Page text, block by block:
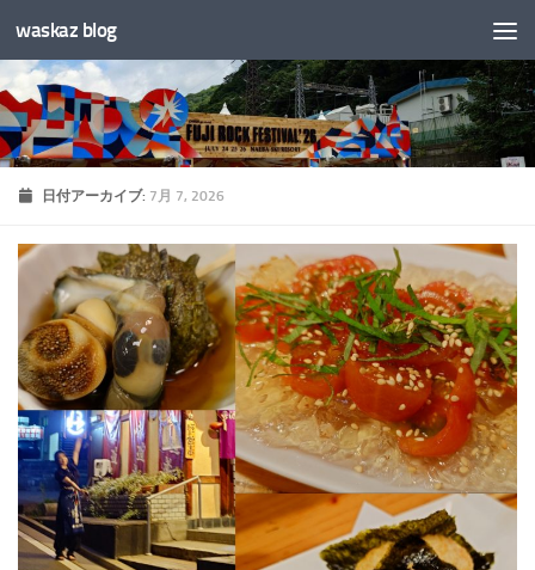
コンテンツへスキップ
waskaz blog
日付アーカイブ: 7月 7, 2026